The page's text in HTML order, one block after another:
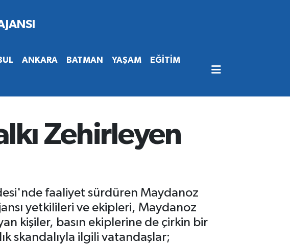
ANKARA BATMAN YAŞAM EĞİTİM
Zehirleyen
faaliyet sürdüren Maydanoz
yetkilileri ve ekipleri, Maydanoz
kişiler, basın ekiplerine de çirkin bir
skandalıyla ilgili vatandaşlar;